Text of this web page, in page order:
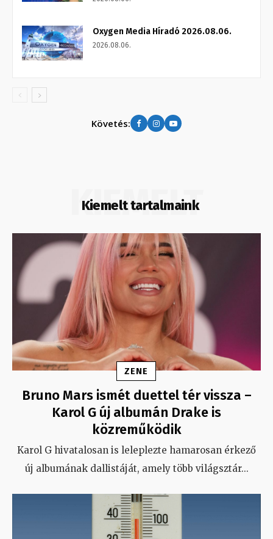
Oxygen Media Híradó 2026.08.06.
2026.08.06.
Követés:
Kiemelt tartalmaink
KIEMELT
ZENE
Bruno Mars ismét duettel tér vissza –
Karol G új albumán Drake is
közreműködik
Karol G hivatalosan is leleplezte hamarosan érkező
új albumának dallistáját, amely több világsztár...